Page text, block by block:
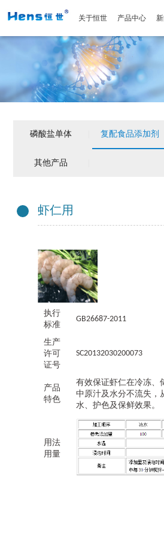
关于恒世 产品中心
磷酸盐单体 复配食品添加剂
其他产品
虾仁用
执行
标准
GB26687-2011
生产
许可
证号
SC20132030200073
产品
特色
有效保证虾仁在冷冻、
中原汁及水分不流失，
水、护色及保鲜效果。
用法
用量